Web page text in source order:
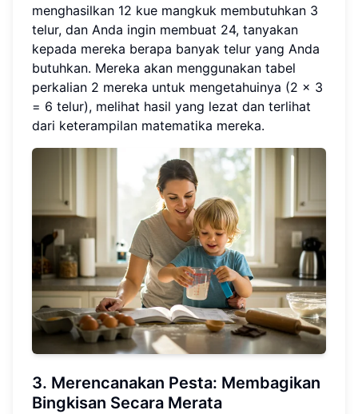
menghasilkan 12 kue mangkuk membutuhkan 3
telur, dan Anda ingin membuat 24, tanyakan
kepada mereka berapa banyak telur yang Anda
butuhkan. Mereka akan menggunakan tabel
perkalian 2 mereka untuk mengetahuinya (2 x 3
= 6 telur), melihat hasil yang lezat dan terlihat
dari keterampilan matematika mereka.
3. Merencanakan Pesta: Membagikan
Bingkisan Secara Merata